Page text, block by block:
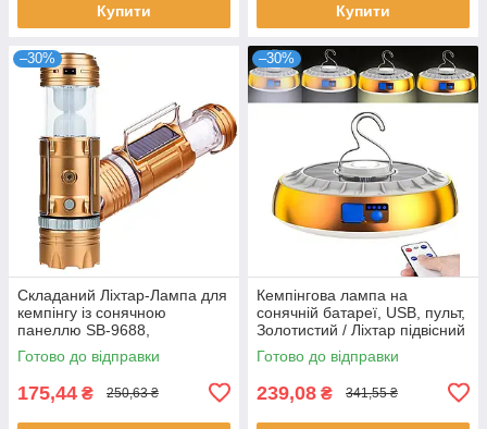
Купити Купити
–30%
Складаний Ліхтар-Лампа для
кемпінгу із сонячною
панеллю SB-9688,
Золотистий / Ліхтар
кемпінговий
Готово до відправки
175,44 ₴ 250,63 ₴
–30%
Кемпінгова лампа на
сонячній батареї, USB, пульт,
Золотистий / Ліхтар підвісний
/ Туристичний світильник
Готово до відправки
239,08 ₴ 341,55 ₴